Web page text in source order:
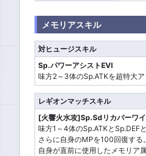
メモリアスキル
対ヒュージスキル
Sp.パワーアシストEVI
味方2～3体のSp.ATKを超特大ア
レギオンマッチスキル
[火響火水攻]Sp.Sdリカバーワ
味方1～4体のSp.ATKとSp.DEF
さらに自身のMPを100回復する。
自身が直前に使用したメモリア